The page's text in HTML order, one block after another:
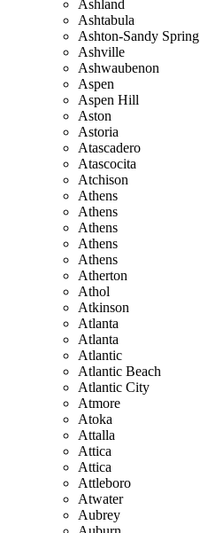
Ashland
Ashtabula
Ashton-Sandy Spring
Ashville
Ashwaubenon
Aspen
Aspen Hill
Aston
Astoria
Atascadero
Atascocita
Atchison
Athens
Athens
Athens
Athens
Athens
Atherton
Athol
Atkinson
Atlanta
Atlanta
Atlantic
Atlantic Beach
Atlantic City
Atmore
Atoka
Attalla
Attica
Attica
Attleboro
Atwater
Aubrey